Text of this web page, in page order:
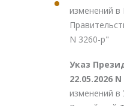
изменений
N 3260-р"
Указ
22.05.2026 N
изменений в